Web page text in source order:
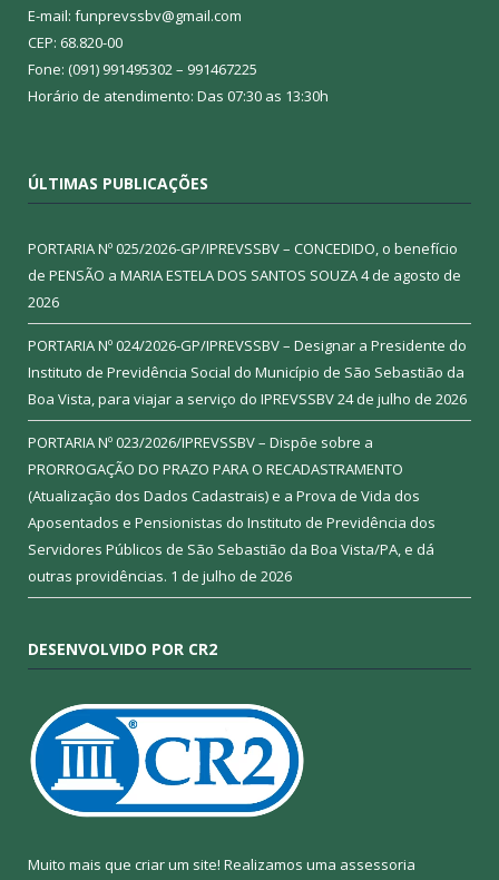
E-mail: funprevssbv@gmail.com
CEP: 68.820-00
Fone: (091) 991495302 – 991467225
Horário de atendimento: Das 07:30 as 13:30h
ÚLTIMAS PUBLICAÇÕES
PORTARIA Nº 025/2026-GP/IPREVSSBV – CONCEDIDO, o benefício
de PENSÃO a MARIA ESTELA DOS SANTOS SOUZA4 de agosto de
2026
PORTARIA Nº 024/2026-GP/IPREVSSBV – Designar a Presidente do
Instituto de Previdência Social do Município de São Sebastião da
Boa Vista, para viajar a serviço do IPREVSSBV24 de julho de 2026
PORTARIA Nº 023/2026/IPREVSSBV – Dispõe sobre a
PRORROGAÇÃO DO PRAZO PARA O RECADASTRAMENTO
(Atualização dos Dados Cadastrais) e a Prova de Vida dos
Aposentados e Pensionistas do Instituto de Previdência dos
Servidores Públicos de São Sebastião da Boa Vista/PA, e dá
outras providências. 1 de julho de 2026
DESENVOLVIDO POR CR2
Muito mais que criar um site! Realizamos uma assessoria